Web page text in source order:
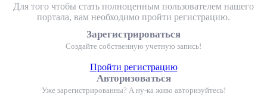
Для того чтобы стать полноценным пользователем нашего
портала, вам необходимо пройти регистрацию.
Зарегистрироваться
Создайте собственную учетную запись!
Пройти регистрацию
Авторизоваться
Уже зарегистрированны? А ну-ка живо авторизуйтесь!